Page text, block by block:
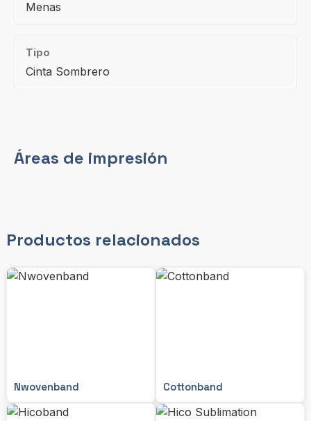
Menas
Tipo
Cinta Sombrero
Áreas de impresión
Productos relacionados
Nwovenband Cottonband